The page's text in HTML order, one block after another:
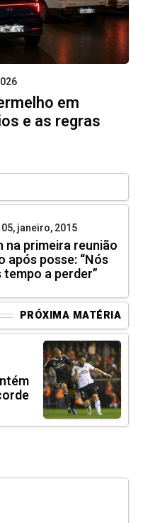
em
e as regras
05, janeiro, 2015
na primeira reunião
após posse: “Nós
a perder”
PRÓXIMA MATÉRIA